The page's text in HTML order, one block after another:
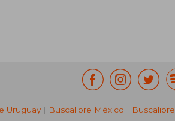
Uruguay | Buscalibre México | Buscalibre